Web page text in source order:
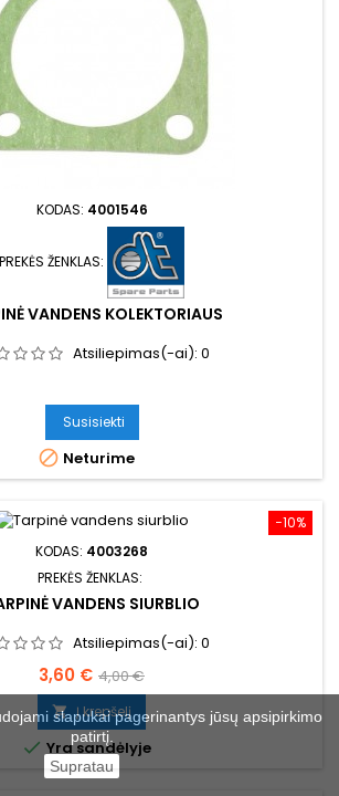
KODAS: 4001546
PREKĖS ŽENKLAS:
VANDENS KOLEKTORIAUS
Atsiliepimas(-ai): 0
Susisiekti
 Neturime
−10%
KODAS: 4003268
PREKĖS ŽENKLAS:
VANDENS SIURBLIO
Atsiliepimas(-ai): 0
Kaina
3,60 € Bazinė
kaina
4,00 €
 Į krepšelį
 Yra sandėlyje
slapukai pagerinantys jūsų apsipirkimo
patirtį.
Supratau